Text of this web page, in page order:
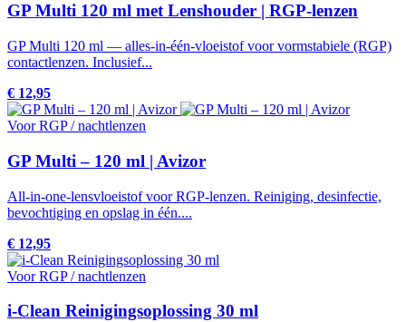
GP Multi 120 ml met Lenshouder | RGP-lenzen
GP Multi 120 ml — alles-in-één-vloeistof voor vormstabiele (RGP)
contactlenzen. Inclusief...
€ 12,95
Voor RGP / nachtlenzen
GP Multi – 120 ml | Avizor
All-in-one-lensvloeistof voor RGP-lenzen. Reiniging, desinfectie,
bevochtiging en opslag in één....
€ 12,95
Voor RGP / nachtlenzen
i-Clean Reinigingsoplossing 30 ml